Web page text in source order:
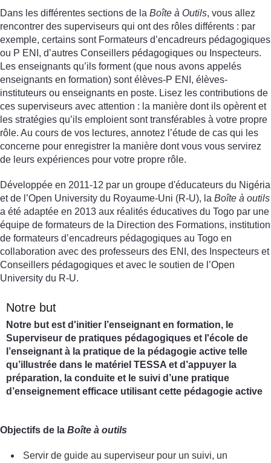
Dans les différentes sections de la Boîte à Outils, vous allez
rencontrer des superviseurs qui ont des rôles différents : par
exemple, certains sont Formateurs d’encadreurs pédagogiques
ou P ENI, d’autres Conseillers pédagogiques ou Inspecteurs.
Les enseignants qu’ils forment (que nous avons appelés
enseignants en formation) sont élèves-P ENI, élèves-
instituteurs ou enseignants en poste. Lisez les contributions de
ces superviseurs avec attention : la manière dont ils opèrent et
les stratégies qu’ils emploient sont transférables à votre propre
rôle. Au cours de vos lectures, annotez l’étude de cas qui les
concerne pour enregistrer la manière dont vous vous servirez
de leurs expériences pour votre propre rôle.
Développée en 2011-12 par un groupe d'éducateurs du Nigéria
et de l’Open University du Royaume-Uni (R-U), la Boîte à outils
a été adaptée en 2013 aux réalités éducatives du Togo par une
équipe de formateurs de la Direction des Formations, institution
de formateurs d’encadreurs pédagogiques au Togo en
collaboration avec des professeurs des ENI, des Inspecteurs et
Conseillers pédagogiques et avec le soutien de l’Open
University du R-U.
Notre but
Notre but est d'initier l’enseignant en formation, le
Superviseur de pratiques pédagogiques et l'école de
l’enseignant à la pratique de la pédagogie active telle
qu’illustrée dans le matériel TESSA et d’appuyer la
préparation, la conduite et le suivi d’une pratique
d’enseignement efficace utilisant cette pédagogie active
Objectifs de la Boîte à outils
Servir de guide au superviseur pour un suivi, un